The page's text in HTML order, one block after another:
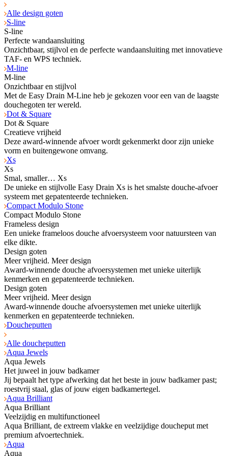
Alle design goten
S-line
S-line
Perfecte wandaansluiting
Onzichtbaar, stijlvol en de perfecte wandaansluiting met innovatieve
TAF- en WPS tech­niek.
M-line
M-line
Onzichtbaar en stijlvol
Met de Easy Drain M-Line heb je gekozen voor een van de laagste
douchegoten ter wereld.
Dot & Square
Dot & Square
Creatieve vrijheid
Deze award-winnende afvoer wordt gekenmerkt door zijn unieke
vorm en buitengewone omvang.
Xs
Xs
Smal, smaller… Xs
De unieke en stijlvolle Easy Drain Xs is het smalste douche-afvoer
systeem met gepatenteerde technieken.
Compact Modulo Stone
Compact Modulo Stone
Frameless design
Een unieke frameloos douche afvoersysteem voor natuursteen van
elke dikte.
Design goten
Meer vrijheid. Meer design
Award-winnende douche afvoersystemen met unieke uiterlijk
kenmerken en gepatenteerde technieken.
Design goten
Meer vrijheid. Meer design
Award-winnende douche afvoersystemen met unieke uiterlijk
kenmerken en gepatenteerde technieken.
Doucheputten
Alle doucheputten
Aqua Jewels
Aqua Jewels
Het juweel in jouw badkamer
Jij bepaalt het type afwerking dat het beste in jouw badkamer past;
roestvrij staal, glas of jouw eigen badkamertegel.
Aqua Brilliant
Aqua Brilliant
Veelzijdig en multifunctioneel
Aqua Brilliant, de extreem vlakke en veelzijdige doucheput met
premium afvoertechniek.
Aqua
Aqua